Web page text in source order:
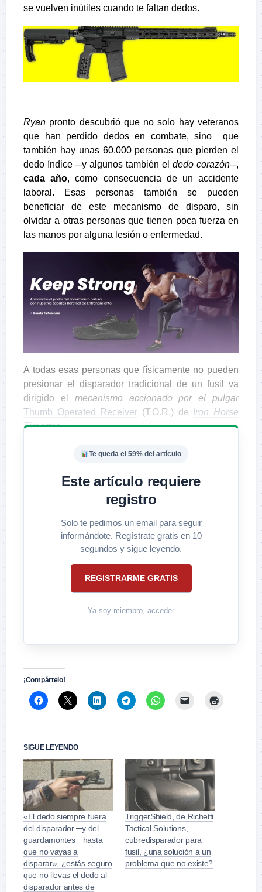
se vuelven inútiles cuando te faltan dedos.
Ryan pronto descubrió que no solo hay veteranos
que han perdido dedos en combate, sino que
también hay unas 60.000 personas que pierden el
dedo índice ─y algunos también el dedo corazón─,
cada año, como consecuencia de un accidente
laboral. Esas personas también se pueden
beneficiar de este mecanismo de disparo, sin
olvidar a otras personas que tienen poca fuerza en
las manos por alguna lesión o enfermedad.
A todas esas personas que físicamente no pueden
presionar el disparador tradicional de un fusil va
dirigido el mecanismo accionado por el pulgar
Thumb Operated Receiver (T.O.R.) de Iron Horse
Firearms.
Te queda el 59% del artículo
Este artículo requiere
registro
Solo te pedimos un email para seguir
informándote. Regístrate gratis en 10
segundos y sigue leyendo.
REGISTRARME GRATIS
Ya soy miembro, acceder
¡Compártelo!
SIGUE LEYENDO
«El dedo siempre fuera
del disparador ─y del
guardamontes─ hasta
que no vayas a
disparar», ¿estás seguro
que no llevas el dedo al
disparador antes de
TriggerShield, de Richetti
Tactical Solutions,
cubredisparador para
fusil, ¿una solución a un
problema que no existe?